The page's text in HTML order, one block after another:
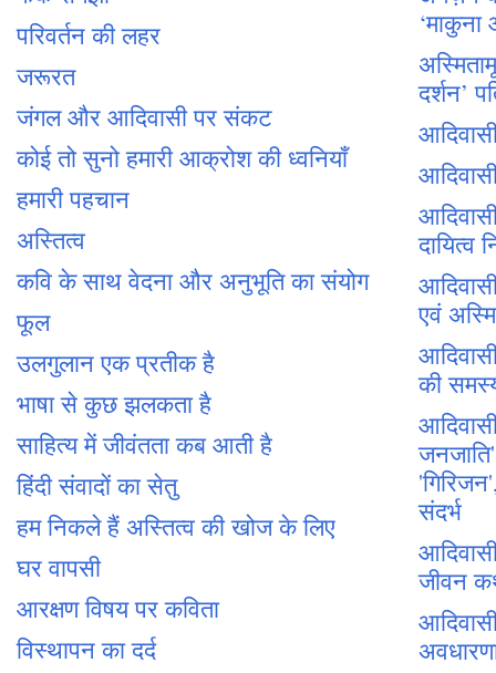
परिवर्तन की लहर
जरूरत
जंगल और आदिवासी पर संकट
कोई तो सुनो हमारी आक्रोश की ध्वनियाँ
हमारी पहचान
अस्तित्व
कवि के साथ वेदना और अनुभूति का संयोग
फूल
उलगुलान एक प्रतीक है
भाषा से कुछ झलकता है
साहित्य में जीवंतता कब आती है
हिंदी संवादों का सेतु
हम निकले हैं अस्तित्व की खोज के लिए
घर वापसी
आरक्षण विषय पर कविता
विस्थापन का दर्द
‘माकुना
दर्शन’
दायित्व
एवं
की
संदर्भ
जीवन